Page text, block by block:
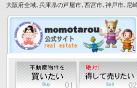
大阪府全域､兵庫県の芦屋市､西宮市､神戸市､尼